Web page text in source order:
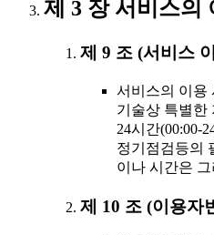
제 3 장 서비스의
제 9 조 (서비스
서비스의 이용
기술상 특별한
24시간(00:00-
정기점검등의
이나 시간은
제 10 조 (이용자